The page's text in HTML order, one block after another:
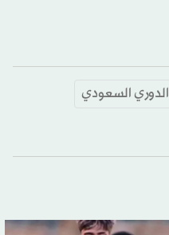
الدوري السعودي